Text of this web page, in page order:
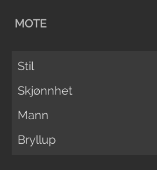
MOTE
Stil
Skjønnhet
Mann
Bryllup